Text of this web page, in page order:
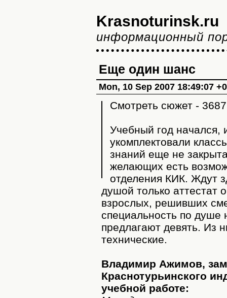
Krasnoturinsk.ru
информационный
Еще один шанс
Mon, 10 Sep 2007 18:49:07
Смотреть сюжет -
Учебный год начался,
укомплектовали
знаний еще не
желающих есть
отделения КИК. Ждут
душой только аттестат
взрослых, решивших
специальность по душе
предлагают девять. Из
технические.
Владимир Ажимов,
Краснотурьинского
учебной работе: